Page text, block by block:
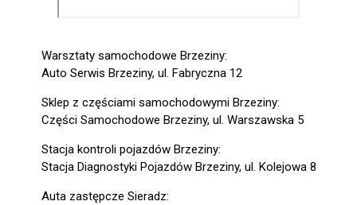
Warsztaty samochodowe Brzeziny:
Auto Serwis Brzeziny, ul. Fabryczna 12
Sklep z częściami samochodowymi Brzeziny:
Części Samochodowe Brzeziny, ul. Warszawska 5
Stacja kontroli pojazdów Brzeziny:
Stacja Diagnostyki Pojazdów Brzeziny, ul. Kolejowa 8
Auta zastępcze Sieradz: